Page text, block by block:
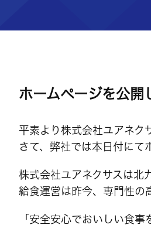
ホームページを公開
平素より株式会社ユアネク
さて、弊社では本日付にて
株式会社ユアネクサスは北
給食運営は昨今、専門性の
「安全安心でおいしい食